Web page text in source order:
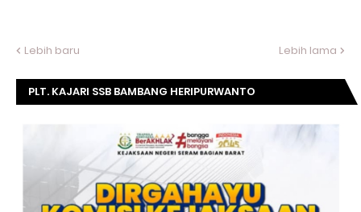
Lebih baru Lebih lama
PLT. KAJARI SSB BAMBANG HERIPURWANTO
KEJAKSAAN RI KE- 20 TAHUN.